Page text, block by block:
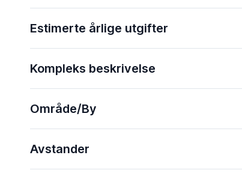
Estimerte årlige utgifter
Kompleks beskrivelse
Område/By
Avstander